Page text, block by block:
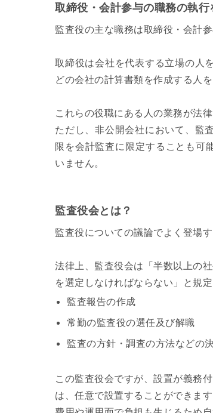
取締役・会計参与の職務の執行
監査役の主な職務は取締役・会計
取締役は会社を代表する立場の人
どの会社の計算書類を作成する人を
これらの役職にある人の業務が法
ただし、非公開会社において、監
限を会計監査に限定することも可
いません。
監査役会とは？
監査役についての議論でよく登場
法律上、監査役会は「半数以上の
を選定しなければならない」と規
監査報告の作成
常勤の監査役の選任及び解職
監査の方針・調査の方法などの
この監査役会ですが、設置が義務
は、任意で設置することができま